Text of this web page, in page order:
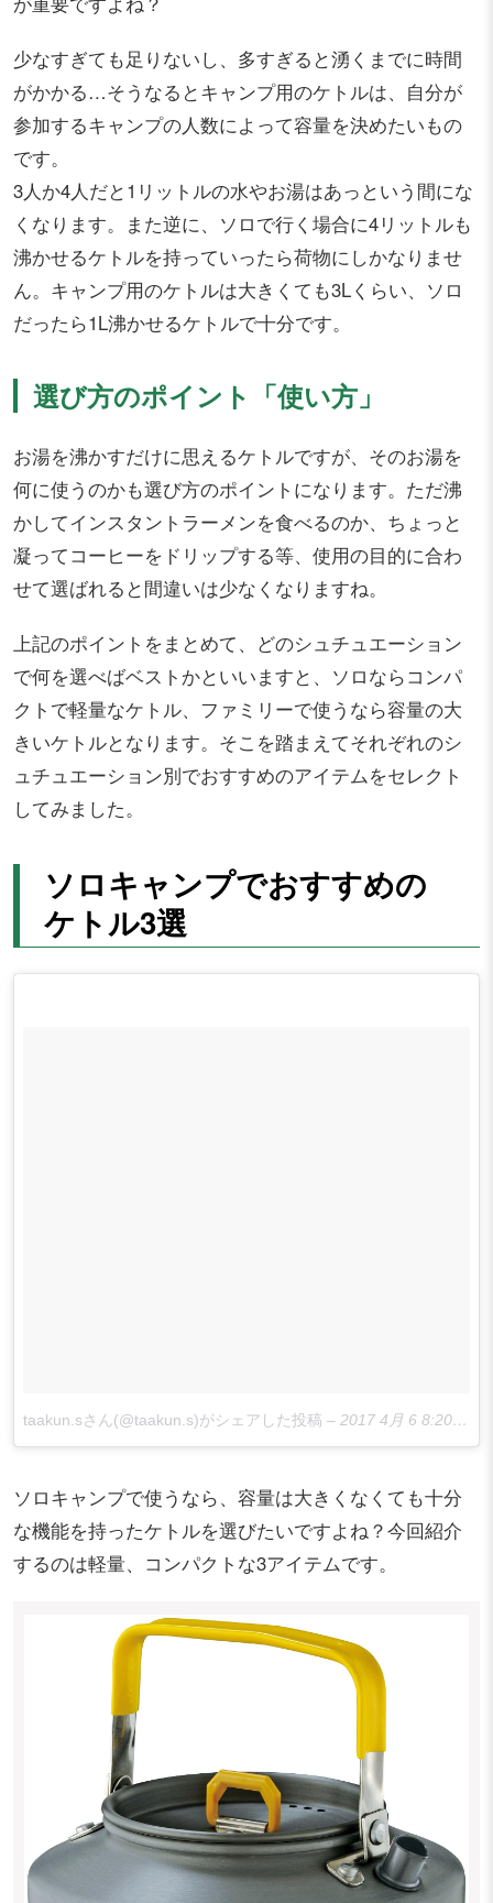
少なすぎても足りないし、多すぎると湧くまでに時間
がかかる…そうなるとキャンプ用のケトルは、自分が
参加するキャンプの人数によって容量を決めたいもの
です。
3人か4人だと1リットルの水やお湯はあっという間にな
くなります。また逆に、ソロで行く場合に4リットルも
沸かせるケトルを持っていったら荷物にしかなりませ
ん。キャンプ用のケトルは大きくても3Lくらい、ソロ
だったら1L沸かせるケトルで十分です。
選び方のポイント「使い方」
お湯を沸かすだけに思えるケトルですが、そのお湯を
何に使うのかも選び方のポイントになります。ただ沸
かしてインスタントラーメンを食べるのか、ちょっと
凝ってコーヒーをドリップする等、使用の目的に合わ
せて選ばれると間違いは少なくなりますね。
上記のポイントをまとめて、どのシュチュエーション
で何を選べばベストかといいますと、ソロならコンパ
クトで軽量なケトル、ファミリーで使うなら容量の大
きいケトルとなります。そこを踏まえてそれぞれのシ
ュチュエーション別でおすすめのアイテムをセレクト
してみました。
ソロキャンプでおすすめの
ケトル3選
taakun.sさん(@taakun.s)がシェアした投稿 – 2017 4月 6 8:20午後 PDT
ソロキャンプで使うなら、容量は大きくなくても十分
な機能を持ったケトルを選びたいですよね？今回紹介
するのは軽量、コンパクトな3アイテムです。